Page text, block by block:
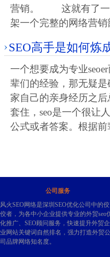
营销。 这就有了一
架一个完整的网络营销
SEO高手是如何炼
一个想要成为专业
辈们的经验，那无疑
家自己的亲身经历之
套住，seo是一个很让
公式或者答案。根据前
公司服务
风火SEO网络是深圳SEO优化公司中的佼
佼者，为各中小企业提供专业的外贸seo
化推广、SEO顾问服务，快速提升外贸企
业网站关键词自然排名，强力打造外贸公
司品牌网络知名度。